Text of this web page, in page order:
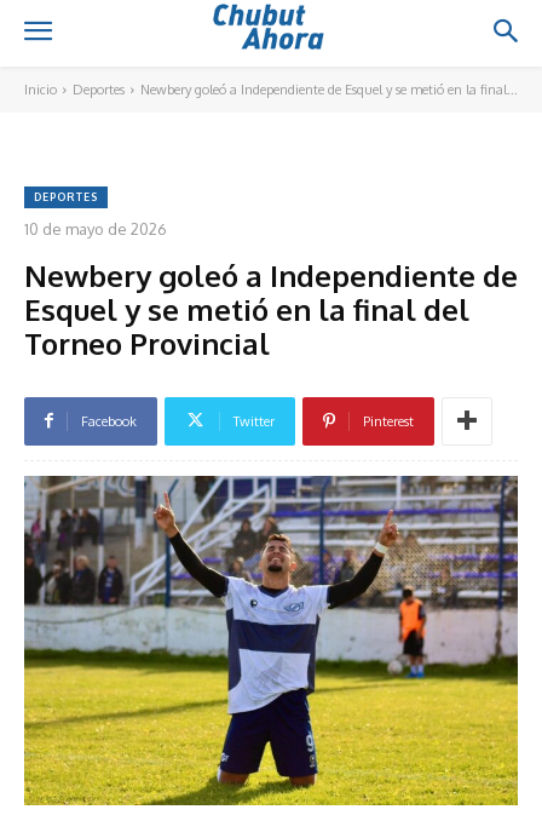
Inicio Deportes Newbery goleó a Independiente de Esquel y se metió en la final...
DEPORTES
10 de mayo de 2026
Newbery goleó a Independiente de
Esquel y se metió en la final del
Torneo Provincial
Facebook Twitter Pinterest